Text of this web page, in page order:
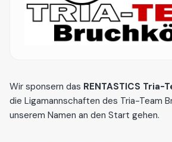
Wir sponsern das RENTASTICS Tria-
die Ligamannschaften des Tria-Team
unserem Namen an den Start gehen.